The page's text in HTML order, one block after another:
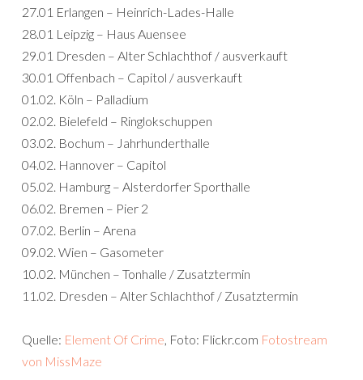
27.01 Erlangen – Heinrich-Lades-Halle
28.01 Leipzig – Haus Auensee
29.01 Dresden – Alter Schlachthof / ausverkauft
30.01 Offenbach – Capitol / ausverkauft
01.02. Köln – Palladium
02.02. Bielefeld – Ringlokschuppen
03.02. Bochum – Jahrhunderthalle
04.02. Hannover – Capitol
05.02. Hamburg – Alsterdorfer Sporthalle
06.02. Bremen – Pier 2
07.02. Berlin – Arena
09.02. Wien – Gasometer
10.02. München – Tonhalle / Zusatztermin
11.02. Dresden – Alter Schlachthof / Zusatztermin
Quelle: Element Of Crime, Foto: Flickr.com Fotostream
von MissMaze